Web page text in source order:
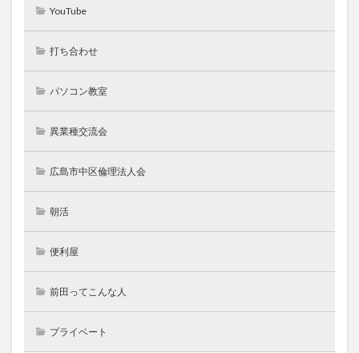
YouTube
打ち合わせ
パソコン教室
異業種交流会
広島市中区倫理法人会
朝活
便利屋
前田ってこんな人
プライベート